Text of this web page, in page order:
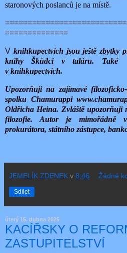
staronových poslanců je na místě.
==============
V knihkupectvích jsou ještě zbytky
knihy Škůdci v taláru. Také
v knihkupectvích.
Upozorňuji na zajímavé
spolku Chamurappi
Oldřicha Heina. Zvláště upozorňuji
filozofie. Autor je mimořádně
prokurátora, státního zástupce,
JEMELÍK ZDENEK v 8:46 Žádné
Sdílet
úterý 15. dubna 2025
KACÍŘSKY O
ZASTUPITELSTVÍ